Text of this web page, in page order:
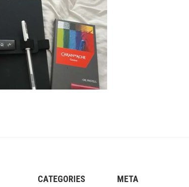
CATEGORIES META